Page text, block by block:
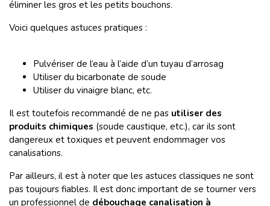
éliminer les gros et les petits bouchons.
Voici quelques astuces pratiques :
Pulvériser de l’eau à l’aide d’un tuyau d’arrosag
Utiliser du bicarbonate de soude
Utiliser du vinaigre blanc, etc.
Il est toutefois recommandé de ne pas utiliser des
produits chimiques (soude caustique, etc.), car ils sont
dangereux et toxiques et peuvent endommager vos
canalisations.
Par ailleurs, il est à noter que les astuces classiques ne sont
pas toujours fiables. Il est donc important de se tourner vers
un professionnel de débouchage canalisation à